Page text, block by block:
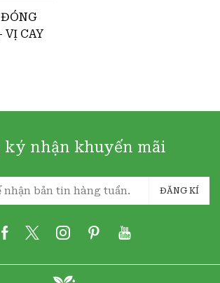
VỊ CAY
ký nhận khuyến mãi
ĐĂNG KÍ